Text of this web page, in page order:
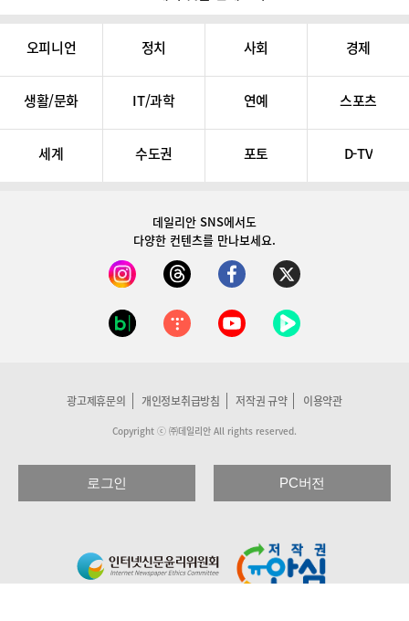
오피니언 정치 사회 경제
생활/문화 IT/과학 연예 스포츠
세계 수도권 포토 D-TV
데일리안 SNS에서도
다양한 컨텐츠를 만나보세요.
광고제휴문의 개인정보취급방침 저작권 규약 이용약관
Copyright ⓒ ㈜데일리안 All rights reserved.
로그인 PC버전